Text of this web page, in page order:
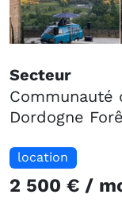
Secteur
Communauté
Dordogne
location
2 500 € /